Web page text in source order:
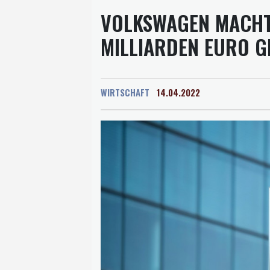
VOLKSWAGEN
MILLIARDEN EURO
WIRTSCHAFT 14.04.2022